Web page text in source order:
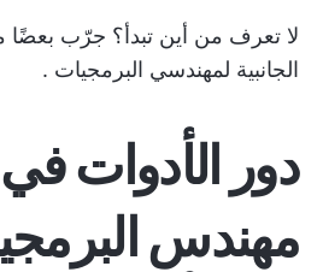
لا تعرف من أين تبدأ؟ جرّب بعضًا
الجانبية لمهندسي البرمجيات .
دور الأدوات
مهندس